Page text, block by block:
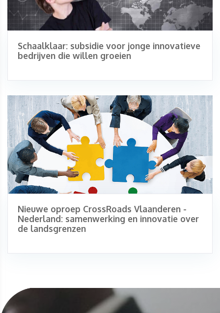
Schaalklaar: subsidie voor jonge innovatieve
bedrijven die willen groeien
Nieuwe oproep CrossRoads Vlaanderen -
Nederland: samenwerking en innovatie over
de landsgrenzen